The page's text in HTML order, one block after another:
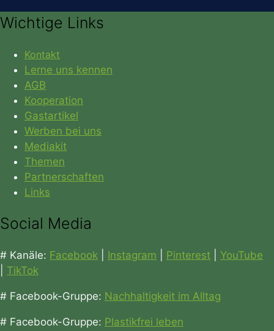
Wichtige Links
Kontakt
Lerne uns kennen
AGB
Kooperation
Gastartikel
Werben bei uns
Mediakit
Themen
Partnerschaften
Links
Social Media
# Kanäle: Facebook Instagram Pinterest
YouTube
TikTok
# Facebook-Gruppe: Nachhaltigkeit im Alltag
# Facebook-Gruppe: Plastikfrei leben